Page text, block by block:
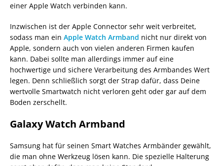
einer Apple Watch verbinden kann.
Inzwischen ist der Apple Connector sehr weit verbreitet,
sodass man ein Apple Watch Armband nicht nur direkt von
Apple, sondern auch von vielen anderen Firmen kaufen
kann. Dabei sollte man allerdings immer auf eine
hochwertige und sichere Verarbeitung des Armbandes Wert
legen. Denn schließlich sorgt der Strap dafür, dass Deine
wertvolle Smartwatch nicht verloren geht oder gar auf dem
Boden zerschellt.
Galaxy Watch Armband
Samsung hat für seinen Smart Watches Armbänder gewählt,
die man ohne Werkzeug lösen kann. Die spezielle Halterung